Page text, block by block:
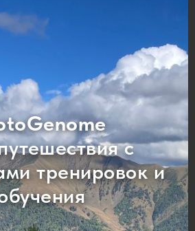
с
тренировок и